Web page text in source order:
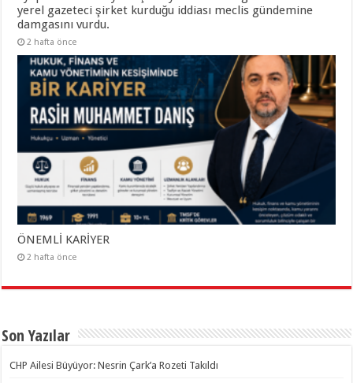
yerel gazeteci şirket kurduğu iddiası meclis gündemine
damgasını vurdu.
2 hafta önce
ÖNEMLİ KARİYER
2 hafta önce
Son Yazılar
CHP Ailesi Büyüyor: Nesrin Çark’a Rozeti Takıldı